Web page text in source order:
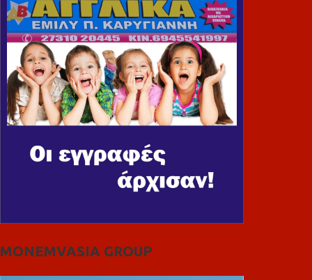
MONEMVASIA GROUP